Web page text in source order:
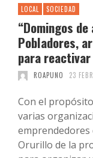
LOCAL SOCIEDAD
“Domingos
Pobladores,
para
ROAPUNO 23
Con el
varias
emprendedores
Orurillo de la